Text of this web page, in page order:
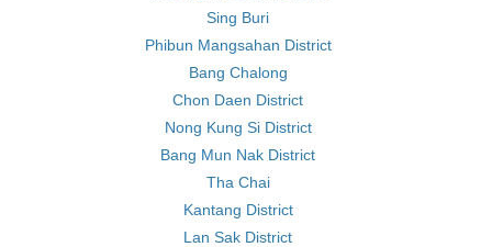
Sing Buri
Phibun Mangsahan District
Bang Chalong
Chon Daen District
Nong Kung Si District
Bang Mun Nak District
Tha Chai
Kantang District
Lan Sak District